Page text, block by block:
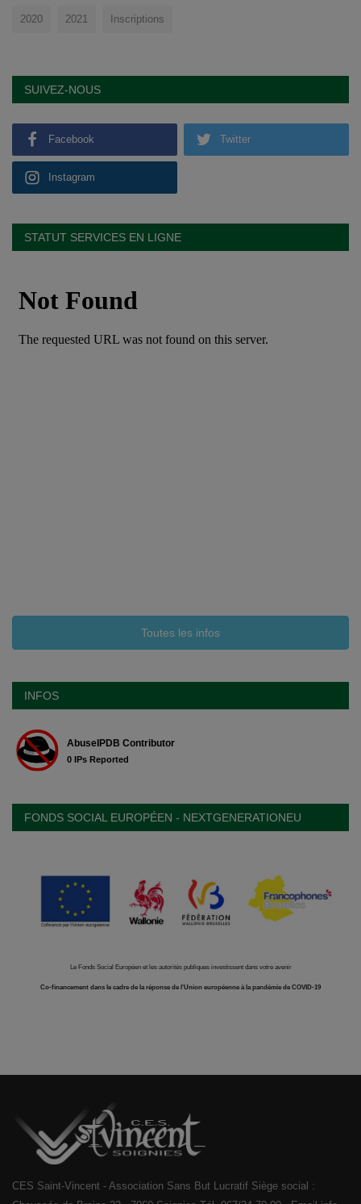
2020 2021 Inscriptions
SUIVEZ-NOUS
Facebook Twitter
Instagram
STATUT SERVICES EN LIGNE
Toutes les infos
INFOS
FONDS SOCIAL EUROPÉEN - NEXTGENERATIONEU
Le Fonds Social Européen et les autorités publiques investissent dans votre avenir
Co-financement dans le cadre de la réponse de l'Union européenne à la pandémie de COVID-19
CES Saint-Vincent - Association Sans But Lucratif Siège social :